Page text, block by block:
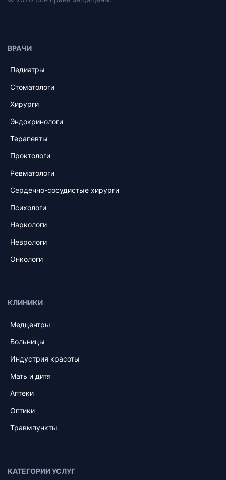
ВРАЧИ
Педиатры
Стоматологи
Хирурги
Эндокринологи
Терапевты
Проктологи
Ревматологи
Сердечно-сосудистые хирурги
Психологи
Наркологи
Неврологи
Онкологи
КЛИНИКИ
Медцентры
Больницы
Индустрия красоты
Мать и дитя
Аптеки
Оптики
Травмпункты
КАТЕГОРИИ УСЛУГ